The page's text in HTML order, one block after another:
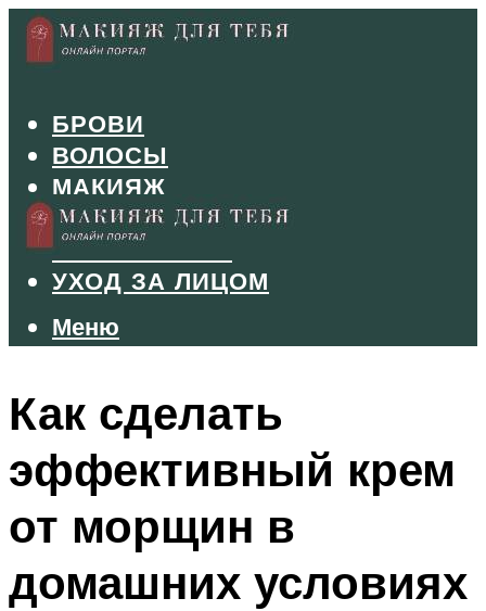
БРОВИ
ВОЛОСЫ
МАКИЯЖ
МАНИКЮР
ТУШЬ И ТЕНИ
УХОД ЗА ЛИЦОМ
Меню
Меню
Как сделать
эффективный крем
от морщин в
домашних условиях